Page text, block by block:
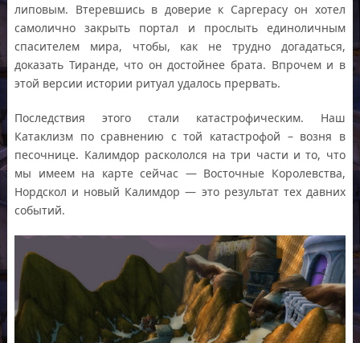
липовым. Втеревшись в доверие к Саргерасу он хотел
самолично закрыть портал и прослыть единоличным
спасителем мира, чтобы, как не трудно догадаться,
доказать Тиранде, что он достойнее брата. Впрочем и в
этой версии истории ритуал удалось прервать.
Последствия этого стали катастрофическим. Наш
Катаклизм по сравнению с той катастрофой – возня в
песочнице. Калимдор раскололся на три части и то, что
мы имеем на карте сейчас — Восточные Королевства,
Нордскол и новый Калимдор — это результат тех давних
событий.